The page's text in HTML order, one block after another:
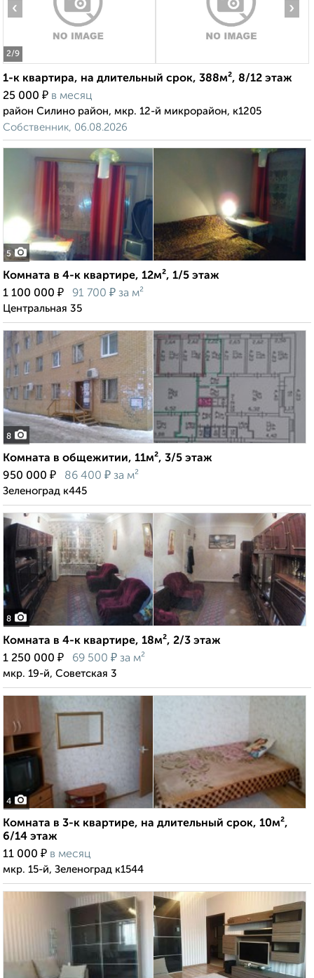
2/9
‹ ›
1-к квартира, на длительный срок, 388м², 8/12 этаж
25 000 ₽ в месяц
район Силино район, мкр. 12-й микрорайон, к1205
Собственник, 06.08.2026
5
Комната в 4-к квартире, 12м², 1/5 этаж
1 100 000 ₽ 91 700 ₽ за м²
Центральная 35
8
Комната в общежитии, 11м², 3/5 этаж
950 000 ₽ 86 400 ₽ за м²
Зеленоград к445
8
Комната в 4-к квартире, 18м², 2/3 этаж
1 250 000 ₽ 69 500 ₽ за м²
мкр. 19-й, Советская 3
4
Комната в 3-к квартире, на длительный срок, 10м²,
6/14 этаж
11 000 ₽ в месяц
мкр. 15-й, Зеленоград к1544